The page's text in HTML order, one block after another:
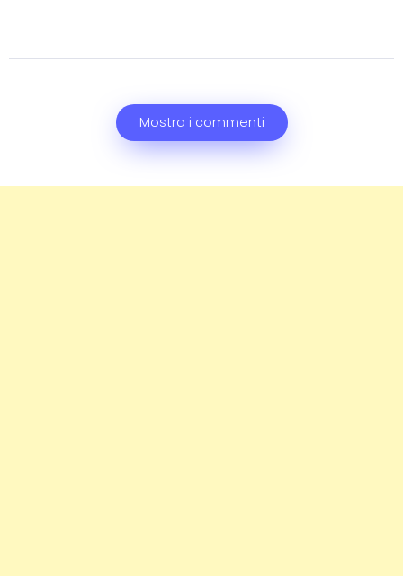
Mostra i commenti